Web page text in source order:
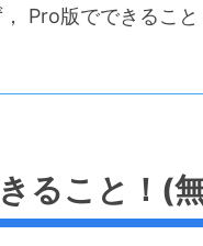
Pro版でできること
ること！(